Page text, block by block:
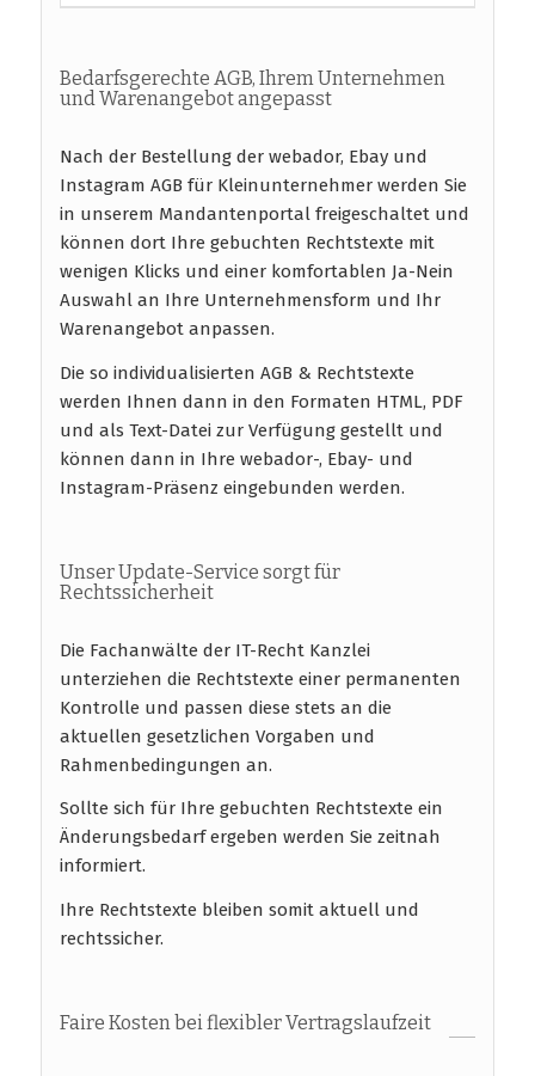
Bedarfsgerechte AGB, Ihrem Unternehmen
und Warenangebot angepasst
Nach der Bestellung der webador, Ebay und
Instagram AGB für Kleinunternehmer werden Sie
in unserem Mandantenportal freigeschaltet und
können dort Ihre gebuchten Rechtstexte mit
wenigen Klicks und einer komfortablen Ja-Nein
Auswahl an Ihre Unternehmensform und Ihr
Warenangebot anpassen.
Die so individualisierten AGB & Rechtstexte
werden Ihnen dann in den Formaten HTML, PDF
und als Text-Datei zur Verfügung gestellt und
können dann in Ihre webador-, Ebay- und
Instagram-Präsenz eingebunden werden.
Unser Update-Service sorgt für
Rechtssicherheit
Die Fachanwälte der IT-Recht Kanzlei
unterziehen die Rechtstexte einer permanenten
Kontrolle und passen diese stets an die
aktuellen gesetzlichen Vorgaben und
Rahmenbedingungen an.
Sollte sich für Ihre gebuchten Rechtstexte ein
Änderungsbedarf ergeben werden Sie zeitnah
informiert.
Ihre Rechtstexte bleiben somit aktuell und
rechtssicher.
Faire Kosten bei flexibler Vertragslaufzeit